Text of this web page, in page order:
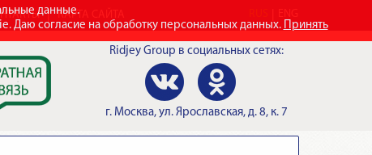
данные.
Даю согласие на обработку персональных данных. Принять
КАРТА САЙТА
Ridjey Group в социальных сетях:
г. Москва, ул. Ярославская, д. 8, к. 7